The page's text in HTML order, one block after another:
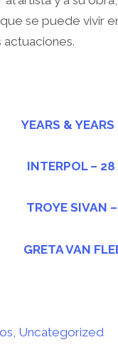
se puede vivir
YEARS &
INTERPOL –
TROYE
GRETA VAN
, Uncategorized